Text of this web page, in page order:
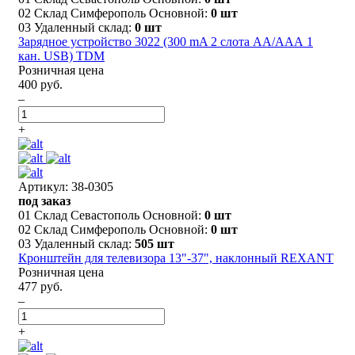
02 Склад Симферополь Основной: 0 шт
03 Удаленный склад: 0 шт
Зарядное устройство 3022 (300 mA 2 слота АА/ААА 1
кан. USB) TDM
Розничная цена
400 руб.
–
+
Артикул: 38-0305
под заказ
01 Склад Севастополь Основной: 0 шт
02 Склад Симферополь Основной: 0 шт
03 Удаленный склад: 505 шт
Кронштейн для телевизора 13"-37", наклонный REXANT
Розничная цена
477 руб.
–
+